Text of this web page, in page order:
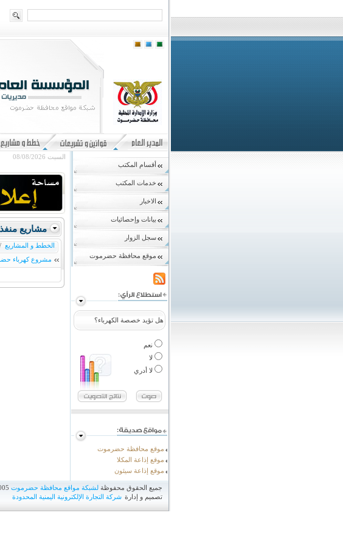
السبت 08/08/2026
أقسام المكتب
خدمات المكتب
الاخبار
بيانات وإحصائيات
سجل الزوار
موقع محافظة حضرموت
هل تؤيد خصصة الكهرباء؟
نعم
لا
لا أدري
موقع محافظة حضرموت
موقع إذاعة المكلا
موقع إذاعة سيئون
مشاريع
الخطط و المشاريع /
مشروع كهرباء
جميع الحقوق محفوظة لشبكة مواقع محافظة حضرموت
تصميم و إدارة شركة التجارة الإلكترونية اليمنية المحدودة